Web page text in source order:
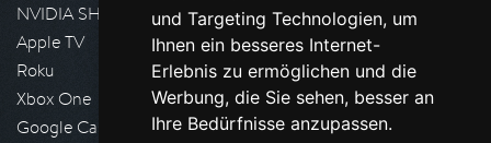
und Targeting Technologien, um
Ihnen ein besseres Internet-
Erlebnis zu ermöglichen und die
Werbung, die Sie sehen, besser an
Ihre Bedürfnisse anzupassen.
NVIDIA SHIELD, Google TV
Apple TV
Roku
Xbox One
Google Cast